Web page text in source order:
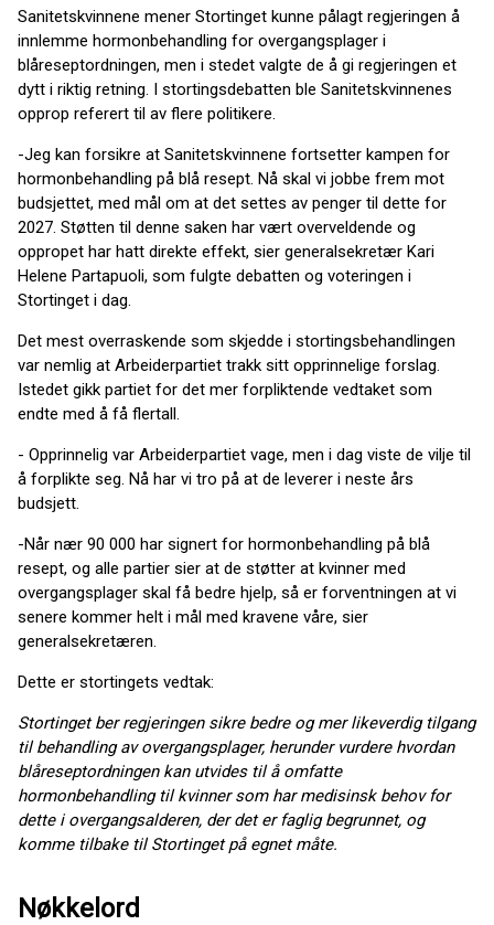
Sanitetskvinnene mener Stortinget kunne pålagt regjeringen å
innlemme hormonbehandling for overgangsplager i
blåreseptordningen, men i stedet valgte de å gi regjeringen et
dytt i riktig retning. I stortingsdebatten ble Sanitetskvinnenes
opprop referert til av flere politikere.
-Jeg kan forsikre at Sanitetskvinnene fortsetter kampen for
hormonbehandling på blå resept. Nå skal vi jobbe frem mot
budsjettet, med mål om at det settes av penger til dette for
2027. Støtten til denne saken har vært overveldende og
oppropet har hatt direkte effekt, sier generalsekretær Kari
Helene Partapuoli, som fulgte debatten og voteringen i
Stortinget i dag.
Det mest overraskende som skjedde i stortingsbehandlingen
var nemlig at Arbeiderpartiet trakk sitt opprinnelige forslag.
Istedet gikk partiet for det mer forpliktende vedtaket som
endte med å få flertall.
- Opprinnelig var Arbeiderpartiet vage, men i dag viste de vilje til
å forplikte seg. Nå har vi tro på at de leverer i neste års
budsjett.
-Når nær 90 000 har signert for hormonbehandling på blå
resept, og alle partier sier at de støtter at kvinner med
overgangsplager skal få bedre hjelp, så er forventningen at vi
senere kommer helt i mål med kravene våre, sier
generalsekretæren.
Dette er stortingets vedtak:
Stortinget ber regjeringen sikre bedre og mer likeverdig tilgang
til behandling av overgangsplager, herunder vurdere hvordan
blåreseptordningen kan utvides til å omfatte
hormonbehandling til kvinner som har medisinsk behov for
dette i overgangsalderen, der det er faglig begrunnet, og
komme tilbake til Stortinget på egnet måte.
Nøkkelord